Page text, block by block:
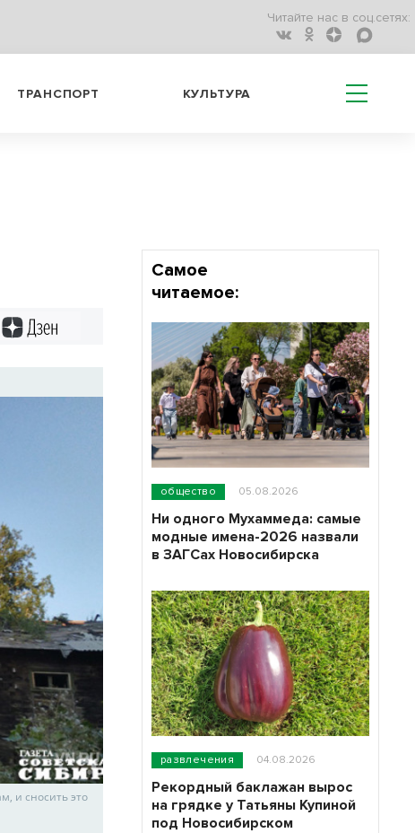
Читайте нас в соц.сетях:
ТРАНСПОРТ КУЛЬТУРА
и сносить это
Самое
читаемое:
общество 05.08.2026
Ни одного Мухаммеда: самые
модные имена-2026 назвали
в ЗАГСах Новосибирска
развлечения 04.08.2026
Рекордный баклажан вырос
на грядке у Татьяны Купиной
под Новосибирском